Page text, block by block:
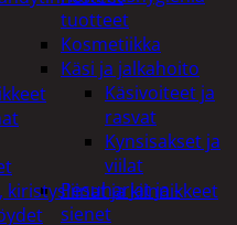
tuotteet
Kosmetiikka
Käsi ja jalkahoito
Käsivoiteet ja
rasvat
Kynsisakset ja
viilat
Pesuharjat ja -
sienet
kiristysliinat ja kiinnikkeet